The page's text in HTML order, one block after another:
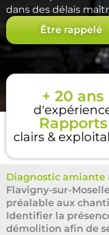
dans des délais
Être rappelé
+ 20 ans
Rapports
clairs &
Diagnostic
Flavigny-sur-
préalable aux
Identifier la
démolition afin de